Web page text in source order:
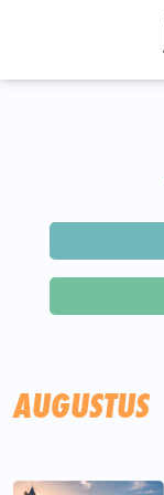
AUGUSTUS